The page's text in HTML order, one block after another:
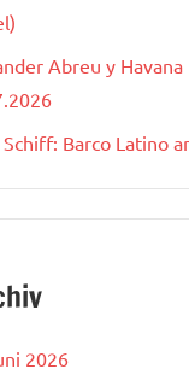
Abreu y Havana
Schiff: Barco Latino
2026